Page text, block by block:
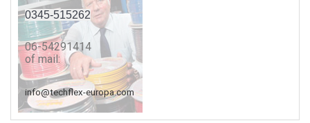
0345-515262
06-54291414
of mail:
info@techflex-europa.com